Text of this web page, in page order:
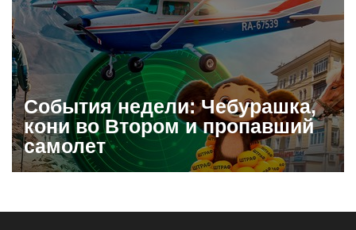
События недели: Чебурашка,
кони во Втором и пропавший
самолет